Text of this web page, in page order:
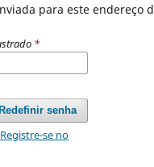
para este endereço
*
Redefinir senha
se no